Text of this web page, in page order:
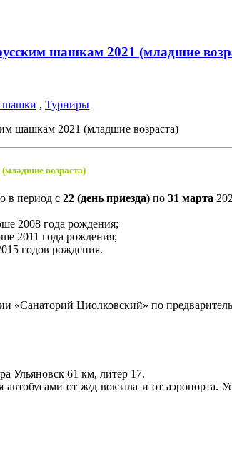
шашкам 2021 (младшие
шашки , Турниры
возраста)
в период с 22 (день приезда) по 31 марта
2008 года рождения;
2011 года рождения;
годов рождения.
«Санаторий Циолковский» по
Ульяновск 61 км, литер 17.
автобусами от ж/д вокзала и от аэропорта.